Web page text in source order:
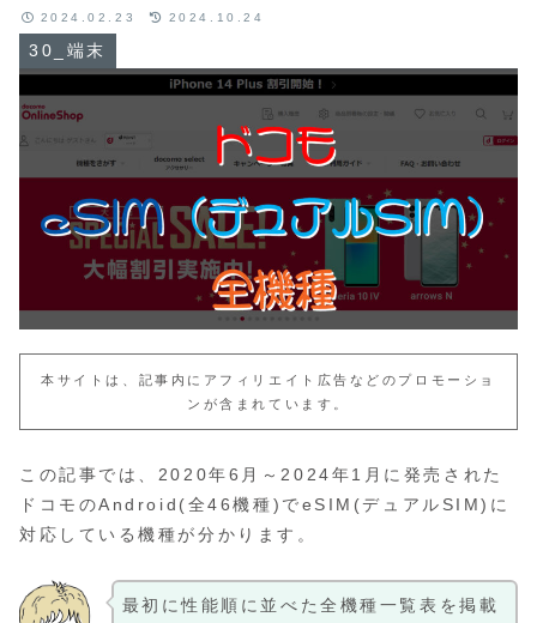
30_端末
2024.02.23 2024.10.24
本サイトは、記事内にアフィリエイト広告などのプロモーショ
ンが含まれています。
この記事では、2020年6月～2024年1月に発売された
ドコモのAndroid(全46機種)でeSIM(デュアルSIM)に
対応している機種が分かります。
最初に性能順に並べた全機種一覧表を掲載